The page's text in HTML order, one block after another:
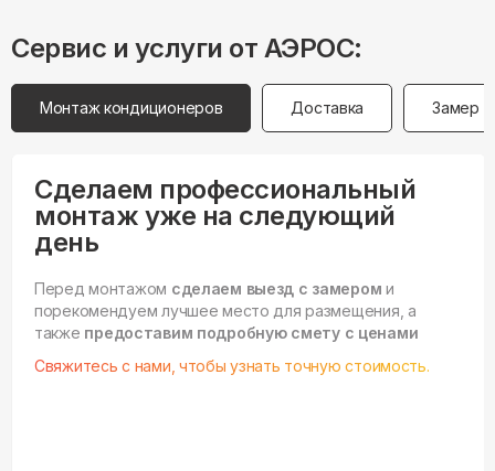
Сервис и услуги от АЭРОС:
Монтаж кондиционеров Доставка Замер
Сделаем профессиональный
монтаж уже на следующий
день
Перед монтажом сделаем выезд с замером и
порекомендуем лучшее место для размещения, а
также предоставим подробную смету с ценами
Свяжитесь с нами, чтобы узнать точную стоимость.